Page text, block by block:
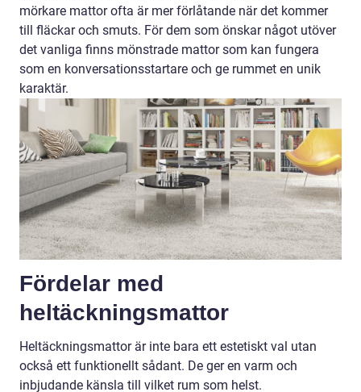
mörkare mattor ofta är mer förlåtande när det kommer
till fläckar och smuts. För dem som önskar något utöver
det vanliga finns mönstrade mattor som kan fungera
som en konversationsstartare och ge rummet en unik
karaktär.
Fördelar med
heltäckningsmattor
Heltäckningsmattor är inte bara ett estetiskt val utan
också ett funktionellt sådant. De ger en varm och
inbjudande känsla till vilket rum som helst.